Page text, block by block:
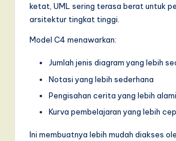
ketat, UML sering terasa berat untuk
arsitektur tingkat tinggi.
Model C4 menawarkan:
Jumlah jenis diagram yang lebih
Notasi yang lebih sederhana
Pengisahan cerita yang lebih alami
Kurva pembelajaran yang lebih
Ini membuatnya lebih mudah diakses